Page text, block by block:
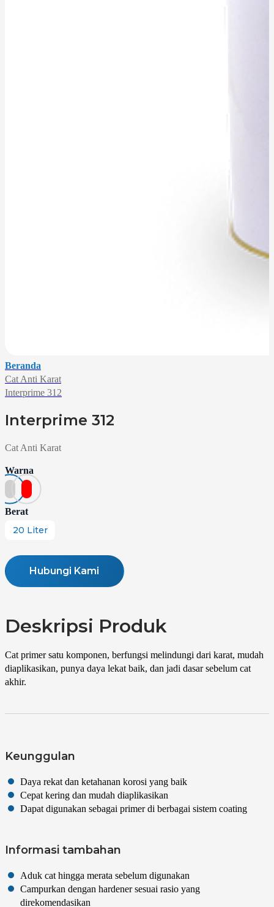
Beranda
Cat Anti Karat
Interprime 312
Interprime 312
Cat Anti Karat
Warna
Berat
20 Liter
Hubungi Kami
Deskripsi Produk
Cat primer satu komponen, berfungsi melindungi dari karat, mudah
diaplikasikan, punya daya lekat baik, dan jadi dasar sebelum cat
akhir.
Keunggulan
Daya rekat dan ketahanan korosi yang baik
Cepat kering dan mudah diaplikasikan
Dapat digunakan sebagai primer di berbagai sistem coating
Informasi tambahan
Aduk cat hingga merata sebelum digunakan
Campurkan dengan hardener sesuai rasio yang
direkomendasikan